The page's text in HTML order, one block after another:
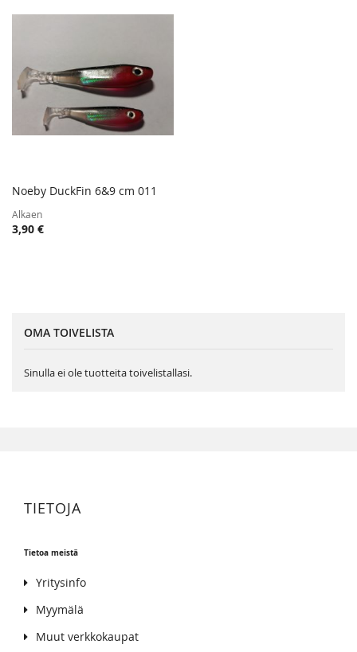
Noeby DuckFin 6&9 cm 011
Alkaen
3,90 €
OMA TOIVELISTA
Sinulla ei ole tuotteita toivelistallasi.
TIETOJA
Tietoa meistä
Yritysinfo
Myymälä
Muut verkkokaupat